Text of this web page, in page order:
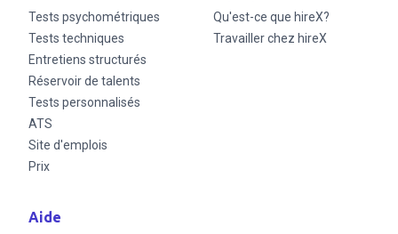
Tests psychométriques
Tests techniques
Entretiens structurés
Réservoir de talents
Tests personnalisés
ATS
Site d'emplois
Prix
Qu'est-ce que hireX?
Travailler chez hireX
Aide